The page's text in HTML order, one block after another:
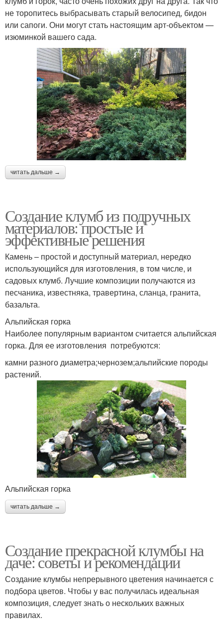
не торопитесь выбрасывать старый велосипед, бидон
или сапоги. Они могут стать настоящим арт-объектом —
изюминкой вашего сада.
читать дальше →
Создание клумб из подручных
материалов: простые и
эффективные решения
Камень – простой и доступный материал, нередко
использующийся для изготовления, в том числе, и
садовых клумб. Лучшие композиции получаются из
песчаника, известняка, травертина, сланца, гранита,
базальта.
Альпийская горка
Наиболее популярным вариантом считается альпийская
горка. Для ее изготовления потребуются:
камни разного диаметра;чернозем;альпийские породы
растений.
Альпийская горка
читать дальше →
Создание прекрасной клумбы на
даче: советы и рекомендации
Создание клумбы непрерывного цветения начинается с
подбора цветов. Чтобы у вас получилась идеальная
композиция, следует знать о нескольких важных
правилах.